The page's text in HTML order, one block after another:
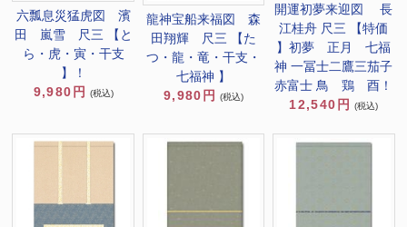
六瓢息災猛虎図 濱
田 嵐雪 尺三 【と
ら・虎・寅・干支
】！
9,980円
(税込)
龍神宝船来福図 森
田翔輝 尺三 【た
つ・龍・竜・干支・
七福神 】
9,980円 (税込)
開運初夢来迎図 長
江桂舟 尺三 【特価
】初夢 正月 七福
神 一冨士二鷹三茄子
赤富士 鳥 鶏 酉！
12,540円
(税込)